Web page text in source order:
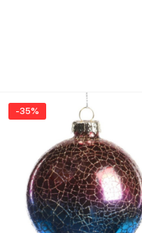
-35%